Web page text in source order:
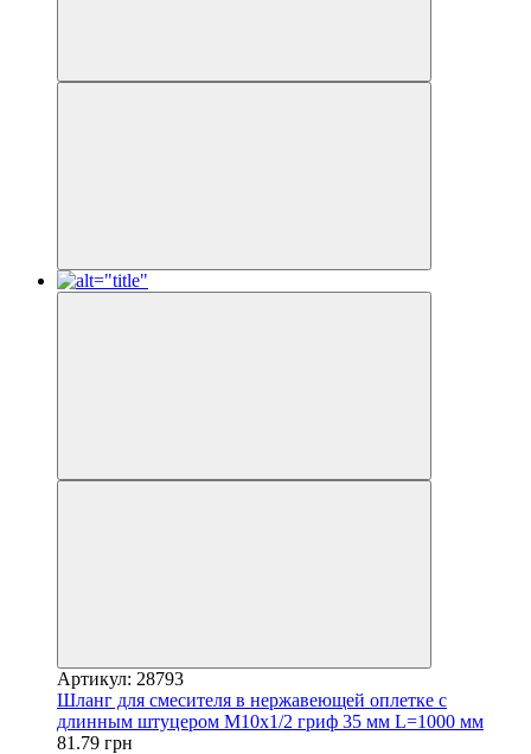
Артикул: 28793
Шланг для смесителя в нержавеющей оплетке с
длинным штуцером М10х1/2 гриф 35 мм L=1000 мм
81.79 грн